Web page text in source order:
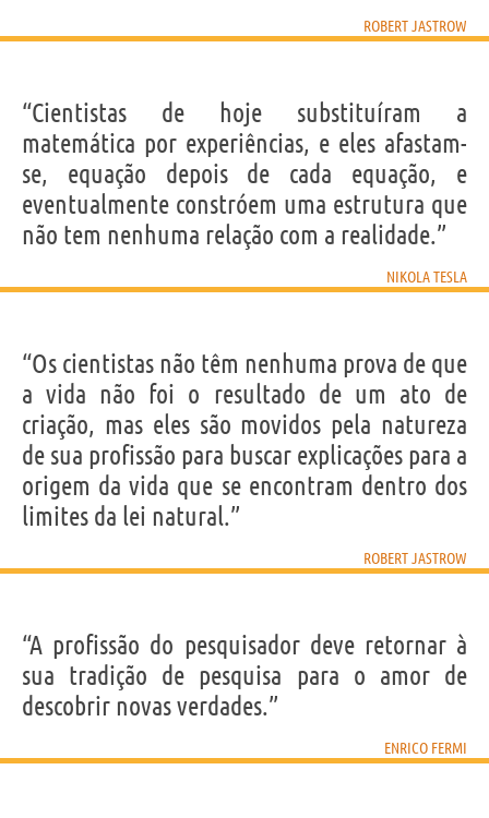
ROBERT JASTROW
“Cientistas de hoje substituíram a
matemática por experiências, e eles afastam-
se, equação depois de cada equação, e
eventualmente constróem uma estrutura que
não tem nenhuma relação com a realidade.”
NIKOLA TESLA
“Os cientistas não têm nenhuma prova de que
a vida não foi o resultado de um ato de
criação, mas eles são movidos pela natureza
de sua profissão para buscar explicações para a
origem da vida que se encontram dentro dos
limites da lei natural.”
ROBERT JASTROW
“A profissão do pesquisador deve retornar à
sua tradição de pesquisa para o amor de
descobrir novas verdades.”
ENRICO FERMI